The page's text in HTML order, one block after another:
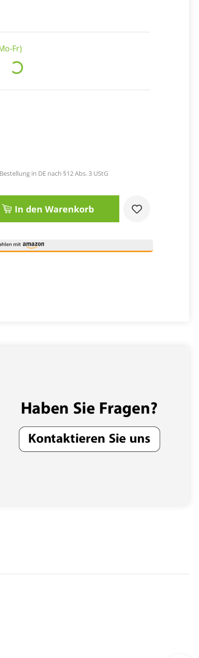
Fr)
Loading...
in DE nach §12 Abs. 3 UStG
gewünschten Wert ein oder
In den Warenkorb